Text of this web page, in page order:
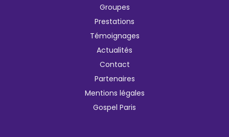
Groupes
Prestations
Témoignages
Actualités
Contact
Partenaires
Mentions légales
Gospel Paris